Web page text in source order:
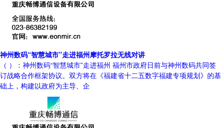
神州数码“智慧城市”走进福州摩托罗拉无线对讲
（ ）：神州数码“智慧城市”走进福州 福州市政府日前与神州数码共同签
订战略合作框架协议。双方将在《福建省十二五数字福建专项规划》的基
础上，构建以政府为主导、企